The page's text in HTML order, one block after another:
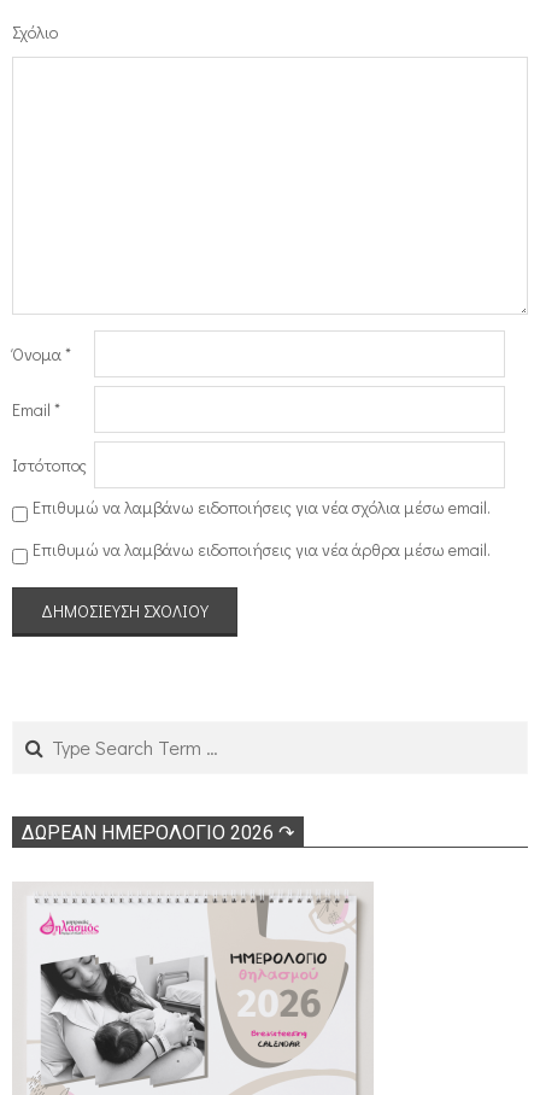
Σχόλιο
Όνομα*
Email *
Ιστότοπος
Επιθυμώ να λαμβάνω ειδοποιήσεις για νέα σχόλια μέσω email.
Επιθυμώ να λαμβάνω ειδοποιήσεις για νέα άρθρα μέσω email.
ΔΩΡΕΑΝ ΗΜΕΡΟΛΟΓΙΟ 2026 ↷